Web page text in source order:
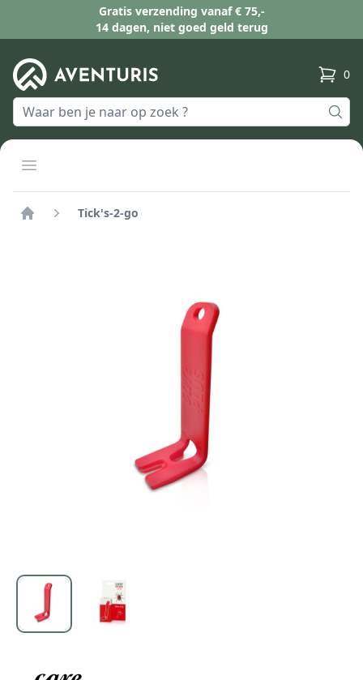
Gratis verzending vanaf € 75,-
14 dagen, niet goed geld terug
0
Open menu
Tick's-2-go